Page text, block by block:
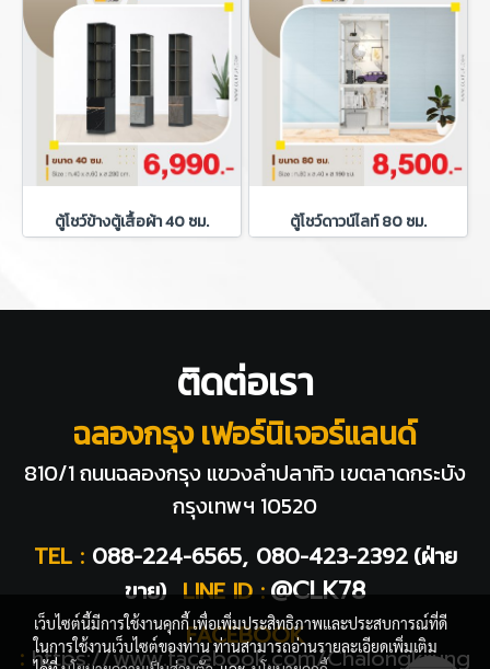
ตู้โชว์ข้างตู้เสื้อผ้า 40 ซม. ตู้โชว์ดาวน์ไลท์ 80 ซม.
ติดต่อเรา
ฉลองกรุง เฟอร์นิเจอร์แลนด์
810/1 ถนนฉลองกรุง แขวงลำปลาทิว เขตลาดกระบัง
กรุงเทพฯ 10520
TEL : 088-224-6565, 080-423-2392 (ฝ่าย
ขาย) LINE ID : @CLK78
FACEBOOK
: https://www.facebook.com/Chalongkrung
เว็บไซต์นี้มีการใช้งานคุกกี้ เพื่อเพิ่มประสิทธิภาพและประสบการณ์ที่ดี
ในการใช้งานเว็บไซต์ของท่าน ท่านสามารถอ่านรายละเอียดเพิ่มเติม